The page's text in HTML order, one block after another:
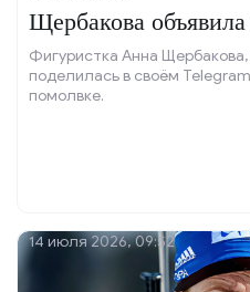
Щербакова
Фигуристка Анна
поделилась в своём
помолвке.
14 июля 2026, 09:52